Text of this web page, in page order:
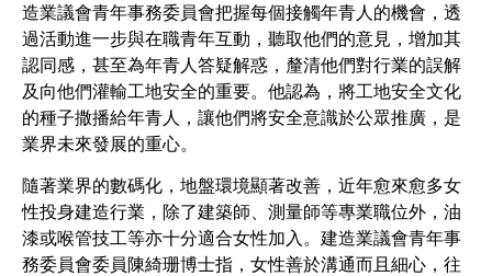
造業議會青年事務委員會把握每個接觸年青人的機會，透
過活動進一步與在職青年互動，聽取他們的意見，增加其
認同感，甚至為年青人答疑解惑，釐清他們對行業的誤解
及向他們灌輸工地安全的重要。他認為，將工地安全文化
的種子撒播給年青人，讓他們將安全意識於公眾推廣，是
業界未來發展的重心。
隨著業界的數碼化，地盤環境顯著改善，近年愈來愈多女
性投身建造行業，除了建築師、測量師等專業職位外，油
漆或喉管技工等亦十分適合女性加入。建造業議會青年事
務委員會委員陳綺珊博士指，女性善於溝通而且細心，往